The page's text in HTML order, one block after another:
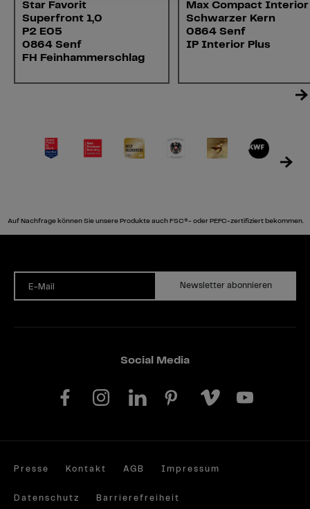
Star Favorit
Superfront 1,0
P2 E05
0864 Senf
FH Feinhammerschlag
Max Compact Interior
Schwarzer Kern
0864 Senf
IP Interior Plus
Auf Nachfrage können Sie unsere Produkte auch FSC®- oder PEFC-zertifiziert bekommen.
E-Mail Newsletter abonnieren
Social Media
Presse Kontakt AGB Impressum
Datenschutz Barrierefreiheit